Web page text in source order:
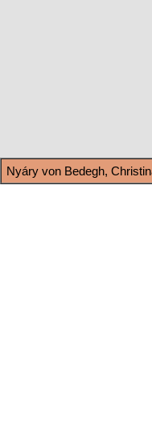
Nyáry von Bedegh,